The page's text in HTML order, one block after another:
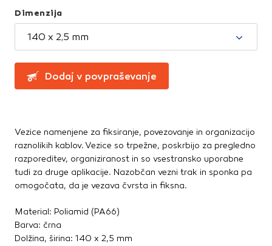
Kanalizacijske cevi in spoji
LTŽ pokrovi, oljni jaški, kovinski jaški
PVC jaški
Vodovod
Zbiralniki vode
Drsne kasete
Kljuke, okovje, ključavnice
Notranja vrata
Stopnice
Strešna okna
Dimenzija
140 x 2,5 mm
Dodaj v povpraševanje
Vezice namenjene za fiksiranje, povezovanje in organizacijo
raznolikih kablov. Vezice so trpežne, poskrbijo za pregledno
razporeditev, organiziranost in so vsestransko uporabne
tudi za druge aplikacije. Nazobčan vezni trak in sponka pa
omogočata, da je vezava čvrsta in fiksna.
Material: Poliamid (PA66)
Barva: črna
Dolžina, širina: 140 x 2,5 mm
Partnerska oglaševalska podjetja jih lahko uporabljajo za
izdelavo profila vaših interesov, ki ga nato uporabijo za
prikazovanje ustreznih oglasov na drugih spletnih mestih.
brskalnika in naprave. Če zavrnete uporabo teh piškotkov,
ne boste deležni našega ciljnega spletnega oglaševanja.
Potrdi moje izbire
DOVOLI VSE